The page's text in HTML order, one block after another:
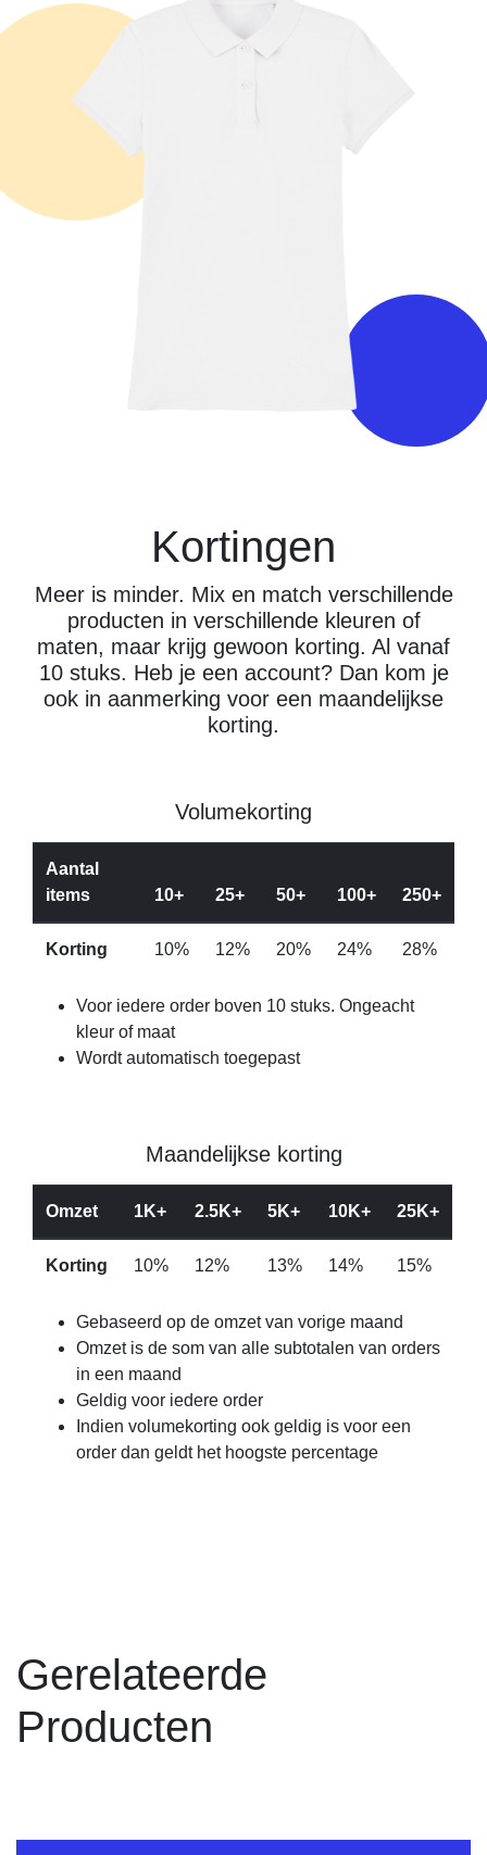
Kortingen
Meer is minder. Mix en match verschillende
producten in verschillende kleuren of
maten, maar krijg gewoon korting. Al vanaf
10 stuks. Heb je een account? Dan kom je
ook in aanmerking voor een maandelijkse
korting.
Volumekorting
Aantal
items
10+ 25+ 50+ 100+ 250+
Korting 10% 12% 20% 24% 28%
Voor iedere order boven 10 stuks. Ongeacht
kleur of maat
Wordt automatisch toegepast
Maandelijkse korting
Omzet 1K+ 2.5K+ 5K+ 10K+ 25K+
Korting 10% 12% 13% 14% 15%
Gebaseerd op de omzet van vorige maand
Omzet is de som van alle subtotalen van orders
in een maand
Geldig voor iedere order
Indien volumekorting ook geldig is voor een
order dan geldt het hoogste percentage
Gerelateerde
Producten